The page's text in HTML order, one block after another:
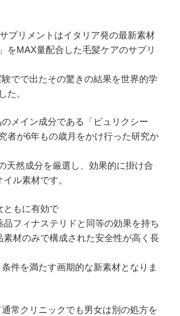
プリメントはイタリア発の最新素材
をMAX量配合した毛髪ケアのサプリ
験でで出たその驚きの結果を世界的学
た。
のメイン成分である「ビュリクシー
者が6年もの歳月をかけ行った研究か
天然成分を厳選し、効果的に掛け合
ル素材です。
ともに有効で
品フィナステリドと同等の効果を持ち
素材のみで構成された安全性が高く長
条件を満たす画期的な新素材となりま
通常クリニックでも男女は別の処方を